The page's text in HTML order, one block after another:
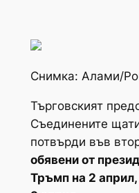
Снимка: Алами/
Търговският
Съединените
потвърди във
обявени от
Тръмп на 2